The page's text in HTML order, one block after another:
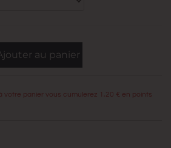
au panier
votre panier vous cumulerez 1,20 € en points